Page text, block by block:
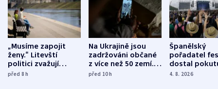
„Musíme zapojit
ženy.“ Litevští
politici zvažují
dohodu o
před 8h
Na Ukrajině jsou
zadržováni občané
z více než 50 zemí.
Bojovali na straně
před 10h
Španělský
pořadatel
dostal
nekalé
4. 8. 2026